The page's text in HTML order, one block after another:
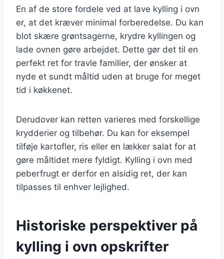
En af de store fordele ved at lave kylling i ovn
er, at det kræver minimal forberedelse. Du kan
blot skære grøntsagerne, krydre kyllingen og
lade ovnen gøre arbejdet. Dette gør det til en
perfekt ret for travle familier, der ønsker at
nyde et sundt måltid uden at bruge for meget
tid i køkkenet.
Derudover kan retten varieres med forskellige
krydderier og tilbehør. Du kan for eksempel
tilføje kartofler, ris eller en lækker salat for at
gøre måltidet mere fyldigt. Kylling i ovn med
peberfrugt er derfor en alsidig ret, der kan
tilpasses til enhver lejlighed.
Historiske perspektiver på
kylling i ovn opskrifter